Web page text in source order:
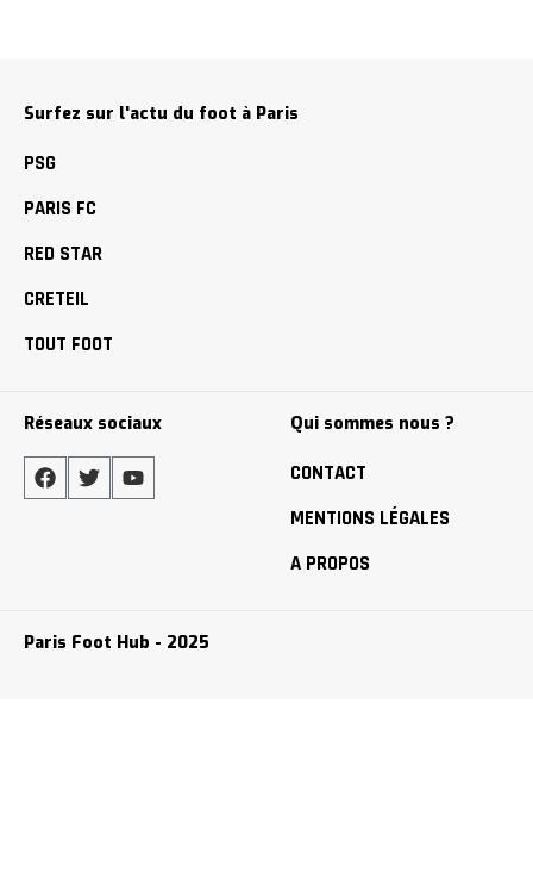
Surfez sur l'actu du foot à Paris
PSG
PARIS FC
RED STAR
CRETEIL
TOUT FOOT
Réseaux sociaux Qui sommes nous ?
CONTACT
MENTIONS LÉGALES
A PROPOS
Paris Foot Hub - 2025